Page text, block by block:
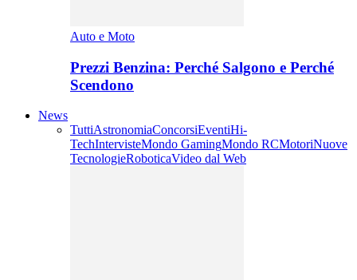
Auto e Moto
Prezzi Benzina: Perché Salgono e Perché
Scendono
News
TuttiAstronomiaConcorsiEventiHi-
TechIntervisteMondo GamingMondo RCMotoriNuove
TecnologieRoboticaVideo dal Web